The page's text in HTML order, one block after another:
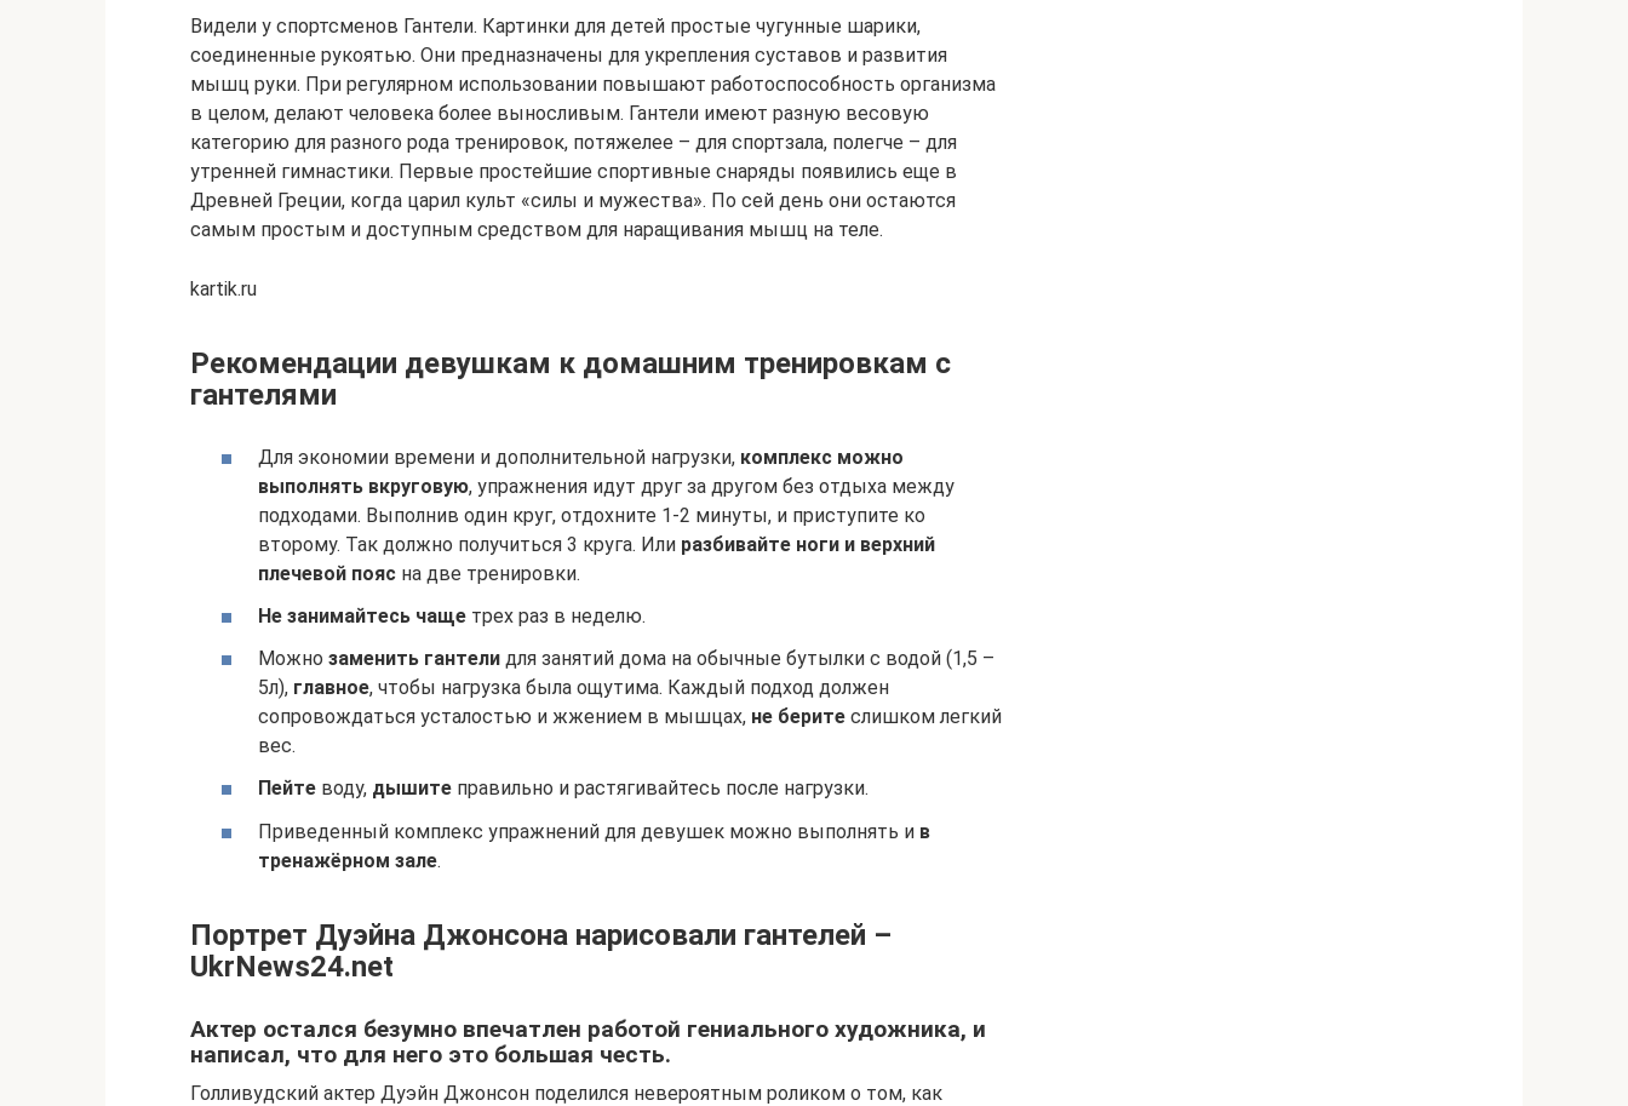
Видели у спортсменов Гантели. Картинки для детей простые чугунные шарики,
соединенные рукоятью. Они предназначены для укрепления суставов и развития
мышц руки. При регулярном использовании повышают работоспособность организма
в целом, делают человека более выносливым. Гантели имеют разную весовую
категорию для разного рода тренировок, потяжелее – для спортзала, полегче – для
утренней гимнастики. Первые простейшие спортивные снаряды появились еще в
Древней Греции, когда царил культ «силы и мужества». По сей день они остаются
самым простым и доступным средством для наращивания мышц на теле.
kartik.ru
Рекомендации девушкам к домашним тренировкам с
гантелями
Для экономии времени и дополнительной нагрузки, комплекс можно
выполнять вкруговую, упражнения идут друг за другом без отдыха между
подходами. Выполнив один круг, отдохните 1-2 минуты, и приступите ко
второму. Так должно получиться 3 круга. Или разбивайте ноги и верхний
плечевой пояс на две тренировки.
Не занимайтесь чаще трех раз в неделю.
Можно заменить гантели для занятий дома на обычные бутылки с водой (1,5 –
5л), главное, чтобы нагрузка была ощутима. Каждый подход должен
сопровождаться усталостью и жжением в мышцах, не берите слишком легкий
вес.
Пейте воду, дышите правильно и растягивайтесь после нагрузки.
Приведенный комплекс упражнений для девушек можно выполнять и в
тренажёрном зале.
Портрет Дуэйна Джонсона нарисовали гантелей –
UkrNews24.net
Актер остался безумно впечатлен работой гениального художника, и
написал, что для него это большая честь.
Голливудский актер Дуэйн Джонсон поделился невероятным роликом о том, как